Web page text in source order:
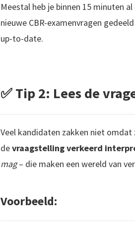
Meestal heb je binnen 15 minuten
nieuwe CBR-examenvragen
up-to-date.
✅ Tip 2: Lees de
Veel kandidaten zakken niet
devraagstelling verkeerd
mag– die maken een wereld van
Voorbeeld: